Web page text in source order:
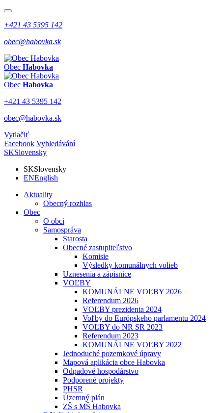
+421 43 5395 142
obec@habovka.sk
Obec Habovka
Obec Habovka
+421 43 5395 142
obec@habovka.sk
Vytlačiť
Facebook Vyhledávání
SKSlovensky
SKSlovensky
ENEnglish
Aktuality
Obecný rozhlas
Obec
O obci
Samospráva
Starosta
Obecné zastupiteľstvo
Komisie
Výsledky komunálnych volieb
Uznesenia a zápisnice
VOĽBY
KOMUNÁLNE VOĽBY 2026
Referendum 2026
VOĽBY prezidenta 2024
Voľby do Európskeho parlamentu 2024
VOĽBY do NR SR 2023
Referendum 2023
KOMUNÁLNE VOĽBY 2022
Jednoduché pozemkové úpravy
Mapová aplikácia obce Habovka
Odpadové hospodárstvo
Podporené projekty
PHSR
Územný plán
ZŠ s MŠ Habovka